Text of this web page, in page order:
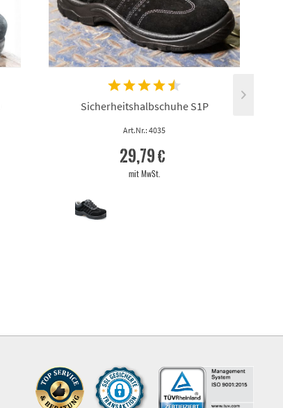
Sicherheitshalbschuhe S1P
Art.Nr.: 4035
29,79 €
mit MwSt.